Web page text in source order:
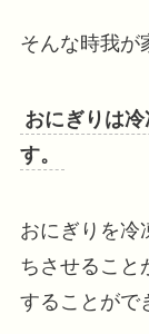
そんな時我が
おにぎりは
す。
おにぎりを冷
ちさせること
することがで